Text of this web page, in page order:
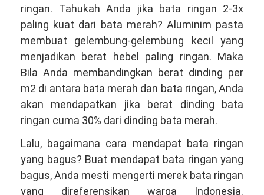
ringan. Tahukah Anda jika bata ringan 2-3x
paling kuat dari bata merah? Aluminim pasta
membuat gelembung-gelembung kecil yang
menjadikan berat hebel paling ringan. Maka
Bila Anda membandingkan berat dinding per
m2 di antara bata merah dan bata ringan, Anda
akan mendapatkan jika berat dinding bata
ringan cuma 30% dari dinding bata merah.
Lalu, bagaimana cara mendapat bata ringan
yang bagus? Buat mendapat bata ringan yang
bagus, Anda mesti mengerti merek bata ringan
yang direferensikan warga Indonesia.